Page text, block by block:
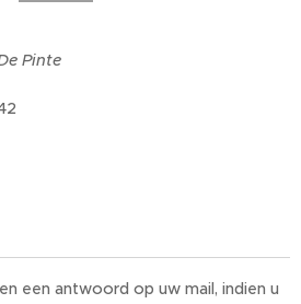
Pinte
een antwoord op uw mail, indien u